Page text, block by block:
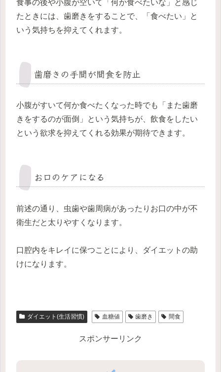
食事の後や小腹が空いて「何か食べたいな」と感じ
たときには、歯磨きをすることで、「食べたい」と
いう気持ちを抑えてくれます。
歯磨きの手間が間食を防止
小腹がすいて何か食べたくなった時でも「また歯磨
きをするのが面倒」という気持ちが、飲食をしたい
という欲求を抑えてくれる効果が期待できます。
お口のケアになる
前述の通り、虫歯や歯周病があったりお口の中が不
衛生だと太りやすくなります。
口腔内をキレイに保つことにより、ダイエットの助
けになります。
ダイエット(生活習慣) 血糖値 歯磨き 間食
スポンサーリンク